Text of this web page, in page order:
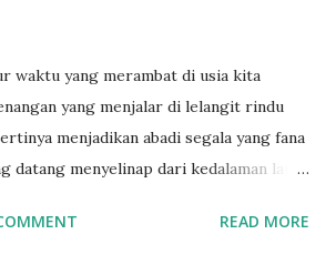
waktu yang merambat di usia kita
yang menjalar di lelangit rindu
menjadikan abadi segala yang fana
datang menyelinap dari kedalaman laut
terciptalah puisi yang sepi menjadi yatim
READ MORE